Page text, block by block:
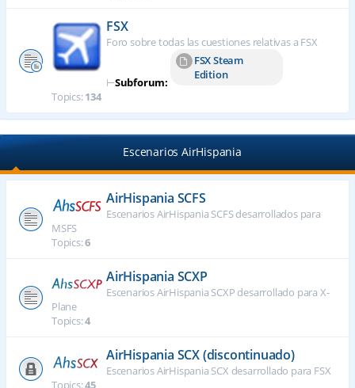
FSX
Foro sobre todas las cuestiones relativas a FSX
⊢Subforum:
FSX Steam
Edition
Topics:134
Escenarios AirHispania
AirHispania SCFS
Escenarios AirHispania SCFS desarrollados para
MSFS
Topics:6
AirHispania SCXP
Escenarios AirHispania SCXP desarrollado para X-
Plane
Topics:4
AirHispania SCX (discontinuado)
Escenarios AirHispania SCX desarrollado para FSX
Topics:45